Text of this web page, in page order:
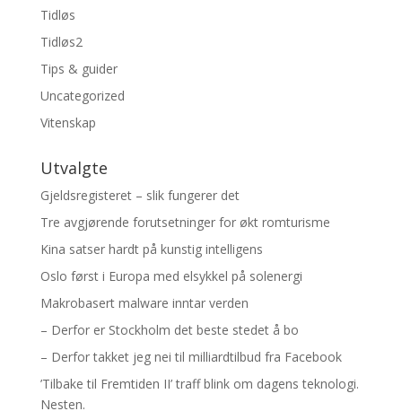
Tidløs
Tidløs2
Tips & guider
Uncategorized
Vitenskap
Utvalgte
Gjeldsregisteret – slik fungerer det
Tre avgjørende forutsetninger for økt romturisme
Kina satser hardt på kunstig intelligens
Oslo først i Europa med elsykkel på solenergi
Makrobasert malware inntar verden
– Derfor er Stockholm det beste stedet å bo
– Derfor takket jeg nei til milliardtilbud fra Facebook
’Tilbake til Fremtiden II’ traff blink om dagens teknologi.
Nesten.